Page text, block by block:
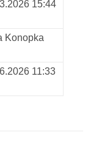
15:44
Konopka
11:33